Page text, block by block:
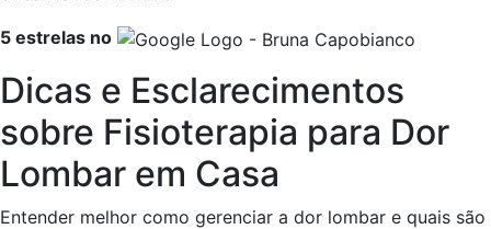
5 estrelas no
Dicas e Esclarecimentos
sobre Fisioterapia para Dor
Lombar em Casa
Entender melhor como gerenciar a dor lombar e quais são